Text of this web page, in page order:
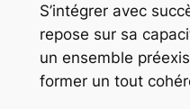
S’intégrer avec
repose sur sa
un ensemble
former un tout